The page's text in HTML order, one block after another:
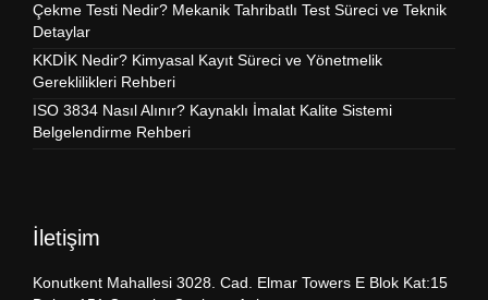
Çekme Testi Nedir? Mekanik Tahribatlı Test Süreci ve Teknik
Detaylar
KKDİK Nedir? Kimyasal Kayıt Süreci ve Yönetmelik
Gereklilikleri Rehberi
ISO 3834 Nasıl Alınır? Kaynaklı İmalat Kalite Sistemi
Belgelendirme Rehberi
İletişim
Konutkent Mahallesi 3028. Cad. Elmar Towers E Blok Kat:15